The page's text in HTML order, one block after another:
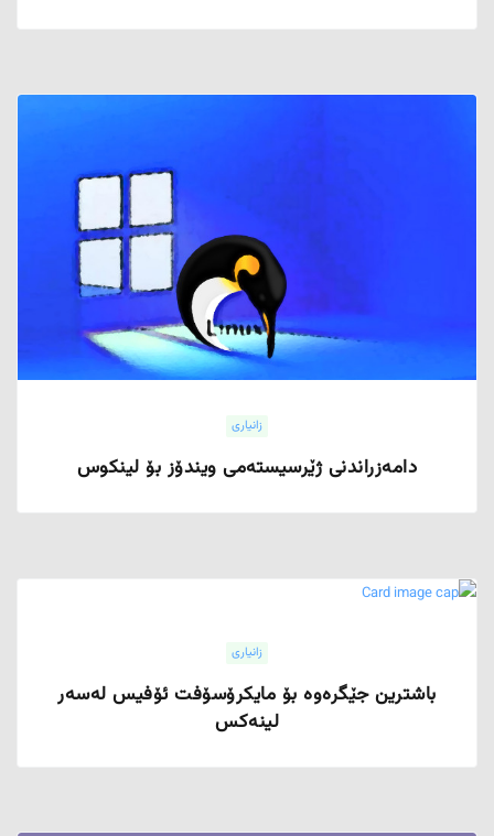
زانیاری
دامەزراندنی ژێرسیستەمی ویندۆز بۆ لینکوس
زانیاری
باشترین جێگرەوە بۆ مایکرۆسۆفت ئۆفیس لەسەر
لینەکس